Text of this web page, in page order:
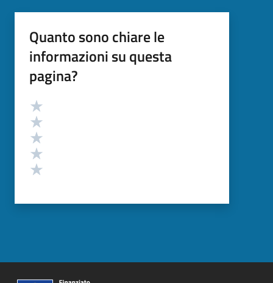
Quanto sono chiare le
informazioni su questa
pagina?
Valutazione